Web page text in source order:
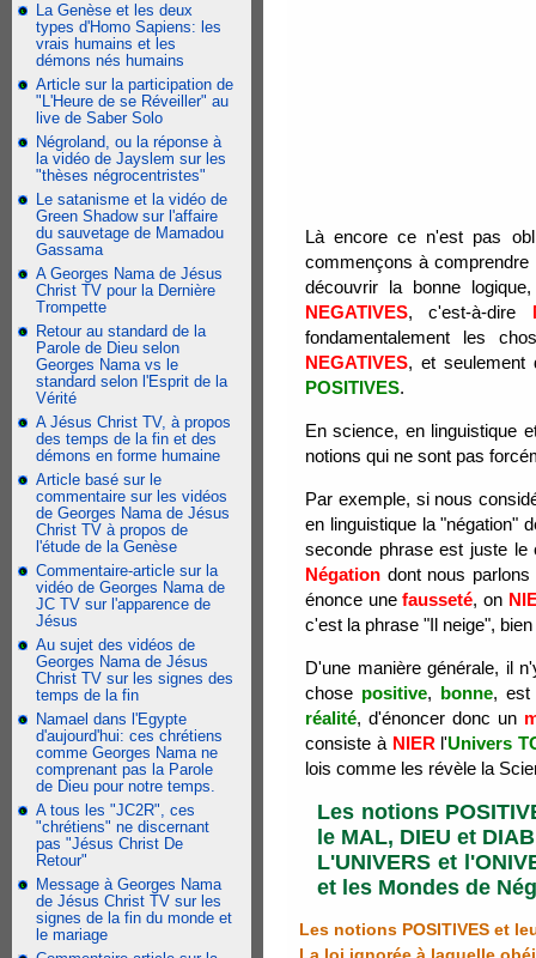
La Genèse et les deux
types d'Homo Sapiens: les
vrais humains et les
démons nés humains
Article sur la participation de
"L'Heure de se Réveiller" au
live de Saber Solo
Négroland, ou la réponse à
la vidéo de Jayslem sur les
"thèses négrocentristes"
Le satanisme et la vidéo de
Green Shadow sur l'affaire
du sauvetage de Mamadou
Gassama
A Georges Nama de Jésus
Christ TV pour la Dernière
Trompette
Retour au standard de la
Parole de Dieu selon
Georges Nama vs le
standard selon l'Esprit de la
Vérité
A Jésus Christ TV, à propos
des temps de la fin et des
démons en forme humaine
Article basé sur le
commentaire sur les vidéos
de Georges Nama de Jésus
Christ TV à propos de
l'étude de la Genèse
Commentaire-article sur la
vidéo de Georges Nama de
JC TV sur l'apparence de
Jésus
Au sujet des vidéos de
Georges Nama de Jésus
Christ TV sur les signes des
temps de la fin
Namael dans l'Egypte
d'aujourd'hui: ces chrétiens
comme Georges Nama ne
comprenant pas la Parole
de Dieu pour notre temps.
A tous les "JC2R", ces
"chrétiens" ne discernant
pas "Jésus Christ De
Retour"
Message à Georges Nama
de Jésus Christ TV sur les
signes de la fin du monde et
le mariage
Là encore ce n'est pas
commençons à
découvrir la bonne
NEGATIVES, c'est-à-dire
fondamentalement les
NEGATIVES, et seulement
POSITIVES.
En science, en linguistique
notions qui ne sont pas
Par exemple, si nous
en linguistique la "négation"
seconde phrase est juste le
Négation dont nous
énonce unefausseté, on
c'est la phrase "Il neige",
D'une manière générale, il
chose positive, bonne, est
réalité, d'énoncer donc un
consiste à NIER l'Univers
lois comme les révèle la
Les notions
le MAL, DIEU et
L'UNIVERS et
et les Mondes de
Les notions POSITIVES et